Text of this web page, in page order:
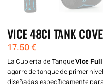
VICE 48CI TANK
17.50€
La Cubierta de TanqueVice
agarre de tanque de primer